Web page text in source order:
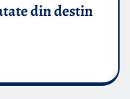
din destin